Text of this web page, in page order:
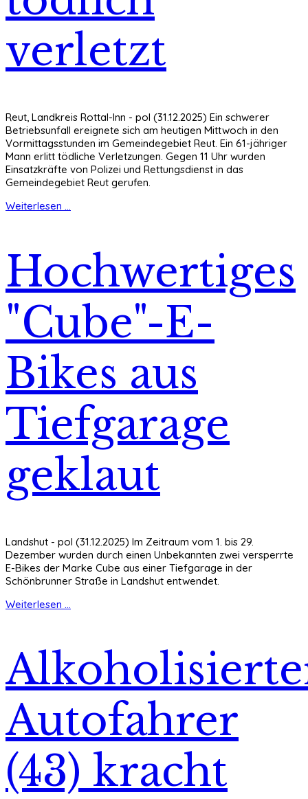
verletzt
Reut, Landkreis Rottal-Inn - pol (31.12.2025) Ein schwerer
Betriebsunfall ereignete sich am heutigen Mittwoch in den
Vormittagsstunden im Gemeindegebiet Reut. Ein 61-jähriger
Mann erlitt tödliche Verletzungen. Gegen 11 Uhr wurden
Einsatzkräfte von Polizei und Rettungsdienst in das
Gemeindegebiet Reut gerufen.
Weiterlesen ...
Hochwertiges
"Cube"-E-
Bikes aus
Tiefgarage
geklaut
Landshut - pol (31.12.2025) Im Zeitraum vom 1. bis 29.
Dezember wurden durch einen Unbekannten zwei versperrte
E-Bikes der Marke Cube aus einer Tiefgarage in der
Schönbrunner Straße in Landshut entwendet.
Weiterlesen ...
Autofahrer
(43) kracht